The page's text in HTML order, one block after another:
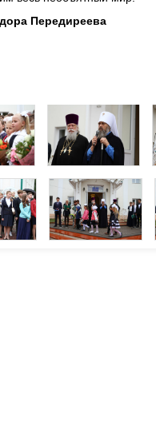
Передиреева